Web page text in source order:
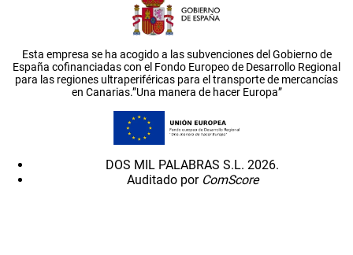
Esta empresa se ha acogido a las subvenciones del Gobierno de
España cofinanciadas con el Fondo Europeo de Desarrollo Regional
para las regiones ultraperiféricas para el transporte de mercancías
en Canarias.”Una manera de hacer Europa”
DOS MIL PALABRAS S.L. 2026.
Auditado por ComScore